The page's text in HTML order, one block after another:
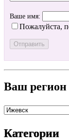
Ваше имя:
Пожалуйста,
Ваш регион
Категории